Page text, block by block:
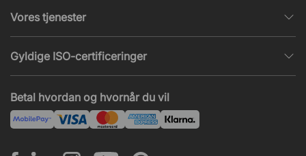
Salgs- & Leveringsbetingelser
Populære sider
Nieuws en artikelen
Vores tjenester
Kontormøbler tilbud
Montering
Betal hvordan og hvornår du vil
Gyldige ISO-certificeringer
ISO 14001
ISO 45001